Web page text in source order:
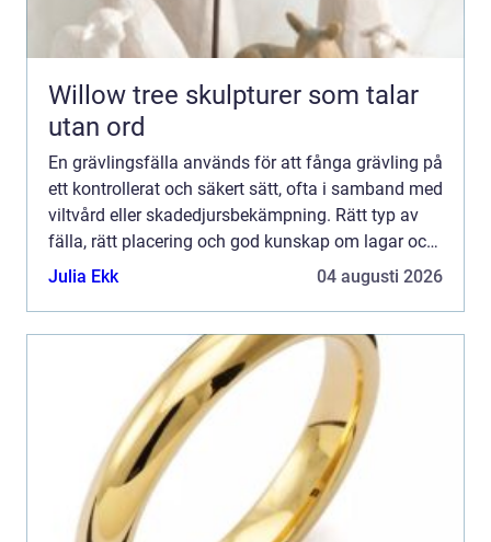
Willow tree skulpturer som talar
utan ord
En grävlingsfälla används för att fånga grävling på
ett kontrollerat och säkert sätt, ofta i samband med
viltvård eller skadedjursbekämpning. Rätt typ av
fälla, rätt placering och god kunskap om lagar och
etik är avgörande för att få en effektiv, hum...
Julia Ekk 04 augusti 2026